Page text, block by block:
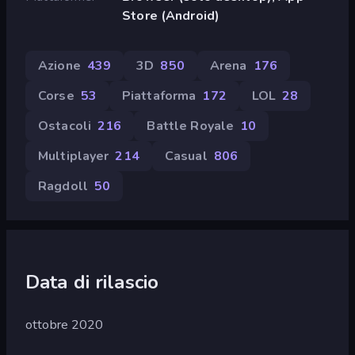
Store (Android)
Azione 439 3D 850 Arena 176
Corse 53 Piattaforma 172 LOL 28
Ostacoli 216 Battle Royale 10
Multiplayer 214 Casual 806
Ragdoll 50
Data di rilascio
ottobre 2020